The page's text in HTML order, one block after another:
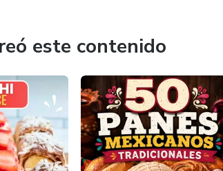
este contenido